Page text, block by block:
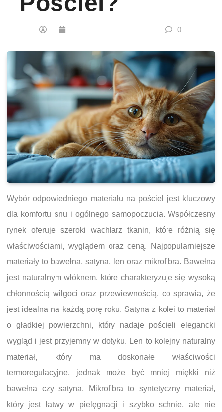
0
Wybór odpowiedniego materiału na pościel jest kluczowy
dla komfortu snu i ogólnego samopoczucia. Współczesny
rynek oferuje szeroki wachlarz tkanin, które różnią się
właściwościami, wyglądem oraz ceną. Najpopularniejsze
materiały to bawełna, satyna, len oraz mikrofibra. Bawełna
jest naturalnym włóknem, które charakteryzuje się wysoką
chłonnością wilgoci oraz przewiewnością, co sprawia, że
jest idealna na każdą porę roku. Satyna z kolei to materiał
o gładkiej powierzchni, który nadaje pościeli elegancki
wygląd i jest przyjemny w dotyku. Len to kolejny naturalny
materiał, który ma doskonałe właściwości
termoregulacyjne, jednak może być mniej miękki niż
bawełna czy satyna. Mikrofibra to syntetyczny materiał,
który jest łatwy w pielęgnacji i szybko schnie, ale nie